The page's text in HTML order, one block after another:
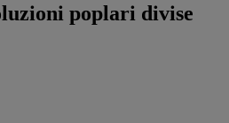
poplari divise